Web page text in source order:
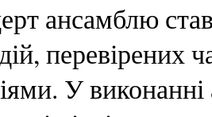
ансамблю
перевірених
У виконанні